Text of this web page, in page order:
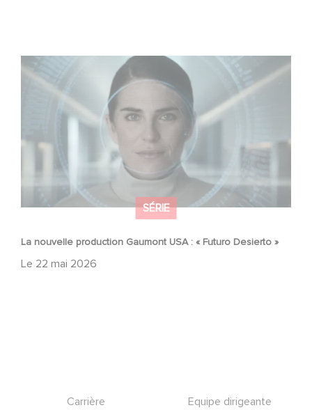
SÉRIE
La nouvelle production Gaumont USA : « Futuro Desierto »
Le 22 mai 2026
La nouvelle production Gaumont USA : « Futuro Desierto
Carrière
Equipe dirigeante